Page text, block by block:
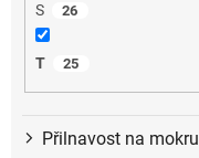
S 26
T 25
Přilnavost na mokru